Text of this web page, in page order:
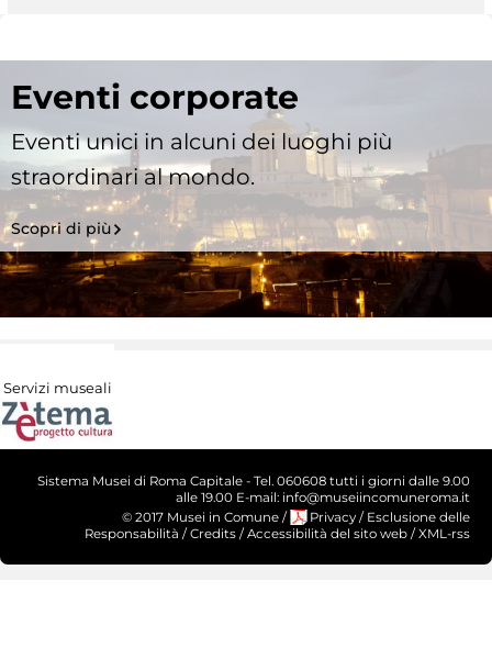
Eventi corporate
Eventi unici in alcuni dei luoghi più
straordinari al mondo.
Scopri di più
Servizi museali
Sistema Musei di Roma Capitale - Tel. 060608 tutti i giorni dalle 9.00
alle 19.00 E-mail: info@museiincomuneroma.it
© 2017 Musei in Comune / Privacy / Esclusione delle
Responsabilità / Credits / Accessibilità del sito web / XML-rss